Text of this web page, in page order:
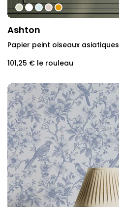
#d8dac5
#ffffff
#d4eaec
#ddd0c7
#de9903
Ashton
Papier peint oiseaux asiatiques
101,25 € le rouleau